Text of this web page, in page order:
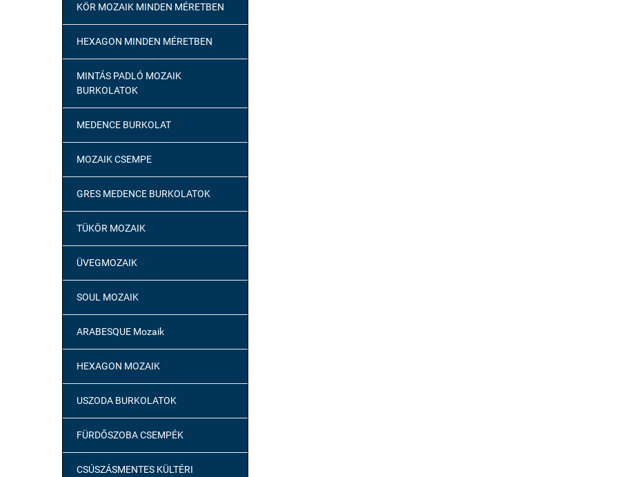
KÖR MOZAIK MINDEN MÉRETBEN
HEXAGON MINDEN MÉRETBEN
MINTÁS PADLÓ MOZAIK
BURKOLATOK
MEDENCE BURKOLAT 
MOZAIK CSEMPE
GRES MEDENCE BURKOLATOK
TÜKÖR MOZAIK
ÜVEGMOZAIK 
SOUL MOZAIK
ARABESQUE Mozaik
HEXAGON MOZAIK 
USZODA BURKOLATOK 
FÜRDŐSZOBA CSEMPÉK 
CSÚSZÁSMENTES KÜLTÉRI